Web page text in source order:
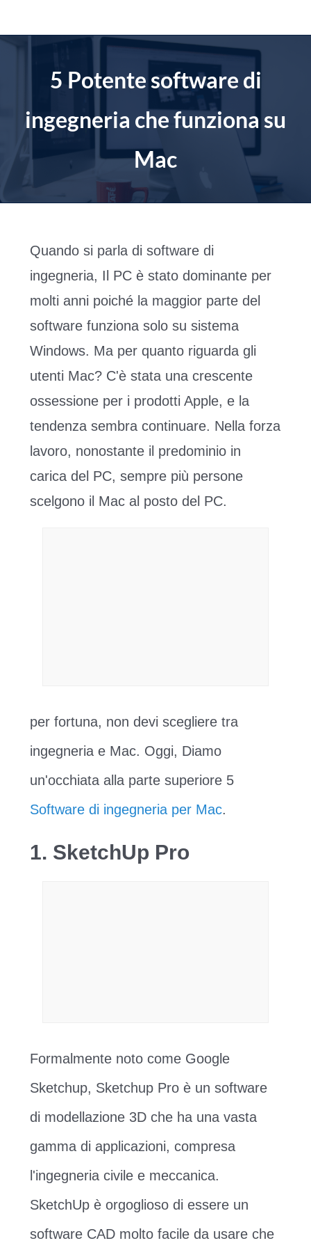
5 Potente software di
ingegneria che funziona su
Mac
Quando si parla di software di
ingegneria, Il PC è stato dominante per
molti anni poiché la maggior parte del
software funziona solo su sistema
Windows. Ma per quanto riguarda gli
utenti Mac? C'è stata una crescente
ossessione per i prodotti Apple, e la
tendenza sembra continuare. Nella forza
lavoro, nonostante il predominio in
carica del PC, sempre più persone
scelgono il Mac al posto del PC.
per fortuna, non devi scegliere tra
ingegneria e Mac. Oggi, Diamo
un'occhiata alla parte superiore 5
Software di ingegneria per Mac.
1. SketchUp Pro
Formalmente noto come Google
Sketchup, Sketchup Pro è un software
di modellazione 3D che ha una vasta
gamma di applicazioni, compresa
l'ingegneria civile e meccanica.
SketchUp è orgoglioso di essere un
software CAD molto facile da usare che